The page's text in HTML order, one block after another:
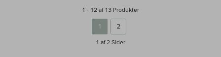
1 - 12 af 13 Produkter
1 2
1 af 2 Sider